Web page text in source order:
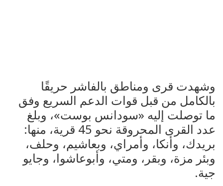
وشهدت قرى ومناطق بالفاشر حريقًا
بالكامل من قبل قوات الدعم السريع وفق
ما توصلت إليه «سودانس بوست»، وبلغ
عدد القرى المحروقة نحو 45 قرية، منها:
بريدك، وأنكا، وأمراي، وبعاشيم، وحلف،
وبئر مزة، وبقر، ومتي، وأبوعاشوا، وجايو
جية.